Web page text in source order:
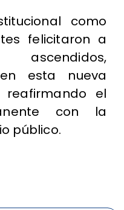
como
felicitaron a
esta nueva
el
con la
público.